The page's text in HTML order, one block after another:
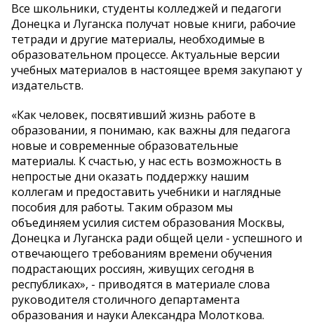
Все школьники, студенты колледжей и педагоги
Донецка и Луганска получат новые книги, рабочие
тетради и другие материалы, необходимые в
образовательном процессе. Актуальные версии
учебных материалов в настоящее время закупают у
издательств.
«Как человек, посвятивший жизнь работе в
образовании, я понимаю, как важны для педагога
новые и современные образовательные
материалы. К счастью, у нас есть возможность в
непростые дни оказать поддержку нашим
коллегам и предоставить учебники и наглядные
пособия для работы. Таким образом мы
объединяем усилия систем образования Москвы,
Донецка и Луганска ради общей цели - успешного и
отвечающего требованиям времени обучения
подрастающих россиян, живущих сегодня в
республиках», - приводятся в материале слова
руководителя столичного департамента
образования и науки Александра Молоткова.